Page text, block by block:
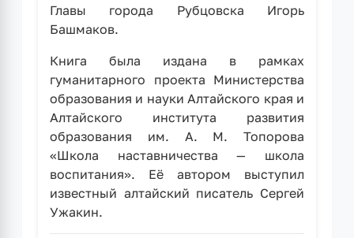
Главы города Рубцовска Игорь
Башмаков.
Книга была издана в рамках
гуманитарного проекта Министерства
образования и науки Алтайского края и
Алтайского института развития
образования им. А. М. Топорова
«Школа наставничества — школа
воспитания». Её автором выступил
известный алтайский писатель Сергей
Ужакин.